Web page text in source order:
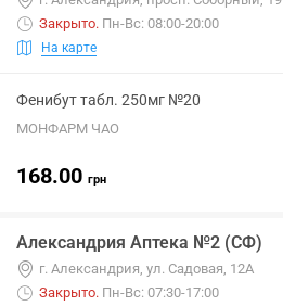
Закрыто. Пн-Вс: 08:00-20:00
На карте
Фенибут табл. 250мг №20
МОНФАРМ ЧАО
168.00 грн
Александрия Аптека №2 (СФ)
г. Александрия, ул. Садовая, 12А
Закрыто. Пн-Вс: 07:30-17:00